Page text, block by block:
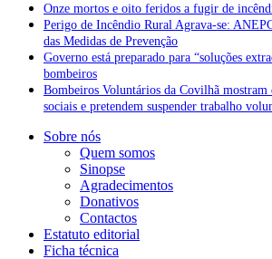
Onze mortos e oito feridos a fugir de
Perigo de Incêndio Rural Agrava-se:
das Medidas de Prevenção
Governo está preparado para “soluções
bombeiros
Bombeiros Voluntários da Covilhã mostram
sociais e pretendem suspender trabalho
Sobre nós
Quem somos
Sinopse
Agradecimentos
Donativos
Contactos
Estatuto editorial
Ficha técnica